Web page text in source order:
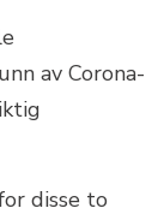
av Corona-
disse to